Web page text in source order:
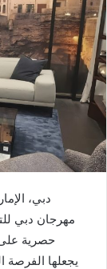
مهرجان دبي
حصرية
يجعلها الفرصة